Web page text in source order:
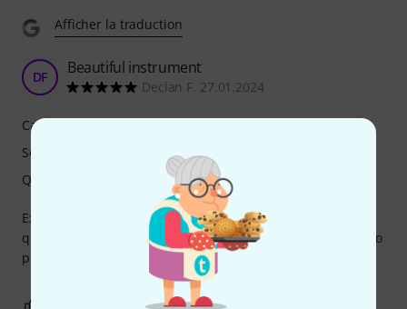
Afficher la traduction
DF Beautiful instrument
Declan F. 27.01.2024
Extremely happy with this accordion. Strong build, good
quality, great sound and all around enjoyable instrument to
play. Keyboard action is excellent and very quiet.
Caractéristiques
Son
Qualité de fabrication
SIGNALER L'ÉVALUATION